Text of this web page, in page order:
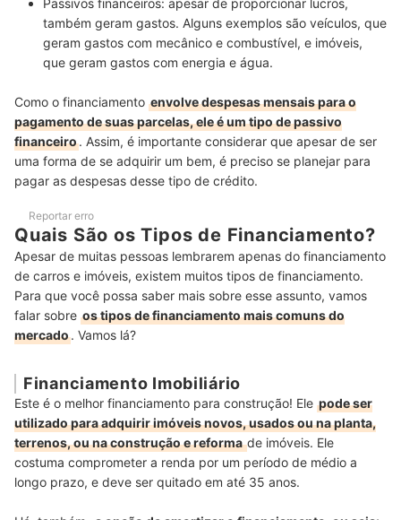
Passivos financeiros: apesar de proporcionar lucros,
também geram gastos. Alguns exemplos são veículos, que
geram gastos com mecânico e combustível, e imóveis,
que geram gastos com energia e água.
Como o financiamento envolve despesas mensais para o
pagamento de suas parcelas, ele é um tipo de passivo
financeiro. Assim, é importante considerar que apesar de ser
uma forma de se adquirir um bem, é preciso se planejar para
pagar as despesas desse tipo de crédito.
Reportar erro
Quais São os Tipos de Financiamento?
Apesar de muitas pessoas lembrarem apenas do financiamento
de carros e imóveis, existem muitos tipos de financiamento.
Para que você possa saber mais sobre esse assunto, vamos
falar sobre os tipos de financiamento mais comuns do
mercado. Vamos lá?
Financiamento Imobiliário
Este é o melhor financiamento para construção! Ele pode ser
utilizado para adquirir imóveis novos, usados ou na planta,
terrenos, ou na construção e reformade imóveis. Ele
costuma comprometer a renda por um período de médio a
longo prazo, e deve ser quitado em até 35 anos.